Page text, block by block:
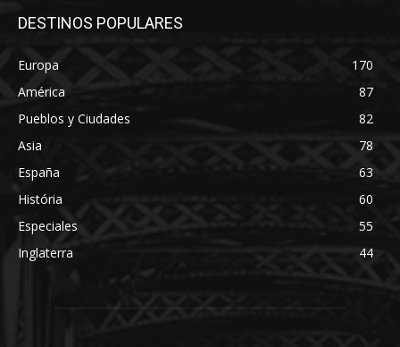
DESTINOS POPULARES
Europa
170
América
87
Pueblos y Ciudades
82
Asia
78
España
63
História
60
Especiales
55
Inglaterra
44